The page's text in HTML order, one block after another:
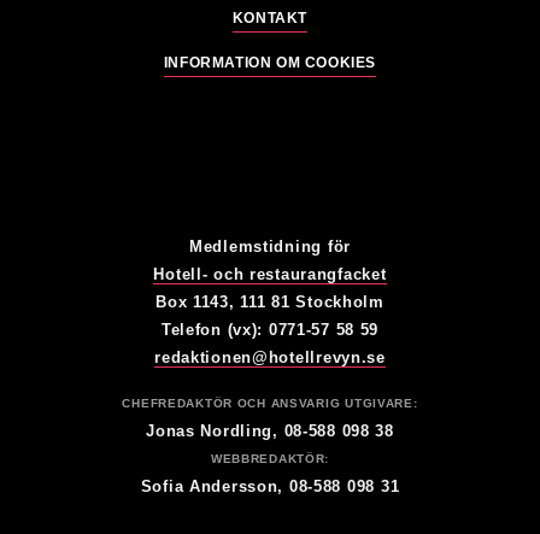
KONTAKT
INFORMATION OM COOKIES
Medlemstidning för
Hotell- och restaurangfacket
Box 1143, 111 81 Stockholm
Telefon (vx): 0771-57 58 59
redaktionen@hotellrevyn.se
CHEFREDAKTÖR OCH ANSVARIG UTGIVARE:
Jonas Nordling, 08-588 098 38
WEBBREDAKTÖR:
Sofia Andersson, 08-588 098 31